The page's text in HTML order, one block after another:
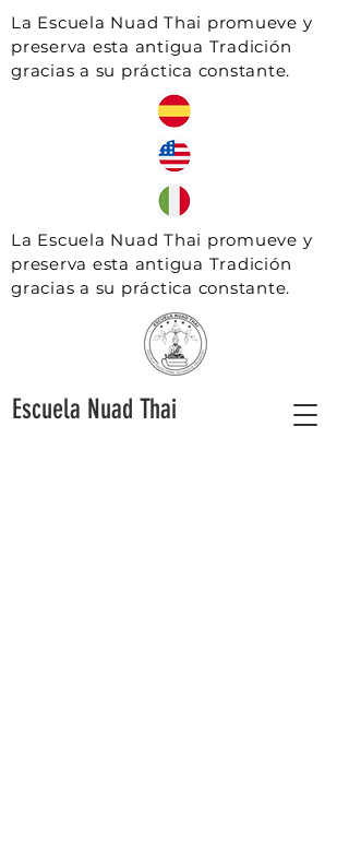
La Escuela Nuad Thai promueve y
preserva esta antigua Tradición
gracias a su práctica constante.
La Escuela Nuad Thai promueve y
preserva esta antigua Tradición
gracias a su práctica constante.
Escuela Nuad Thai